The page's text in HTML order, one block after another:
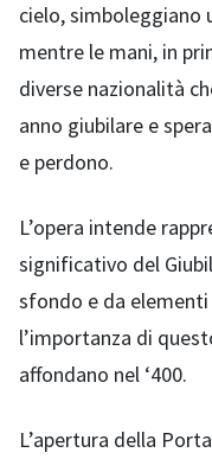
cielo, simboleggiano
mentre le mani, in
diverse nazionalità
anno giubilare e
e perdono.
L’opera intende
significativo del
sfondo e da
l’importanza di
affondano nel ‘400.
L’apertura della